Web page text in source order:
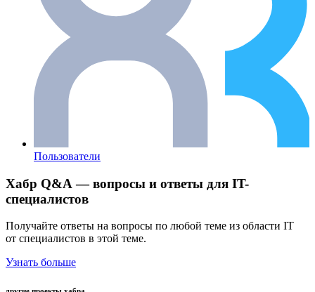
Пользователи
Хабр Q&A — вопросы и ответы для IT-
специалистов
Получайте ответы на вопросы по любой теме из области IT
от специалистов в этой теме.
Узнать больше